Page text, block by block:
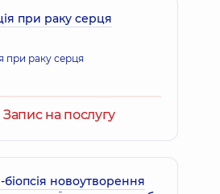
при раку серця
при раку серця
Запис на послугу
новоутворення